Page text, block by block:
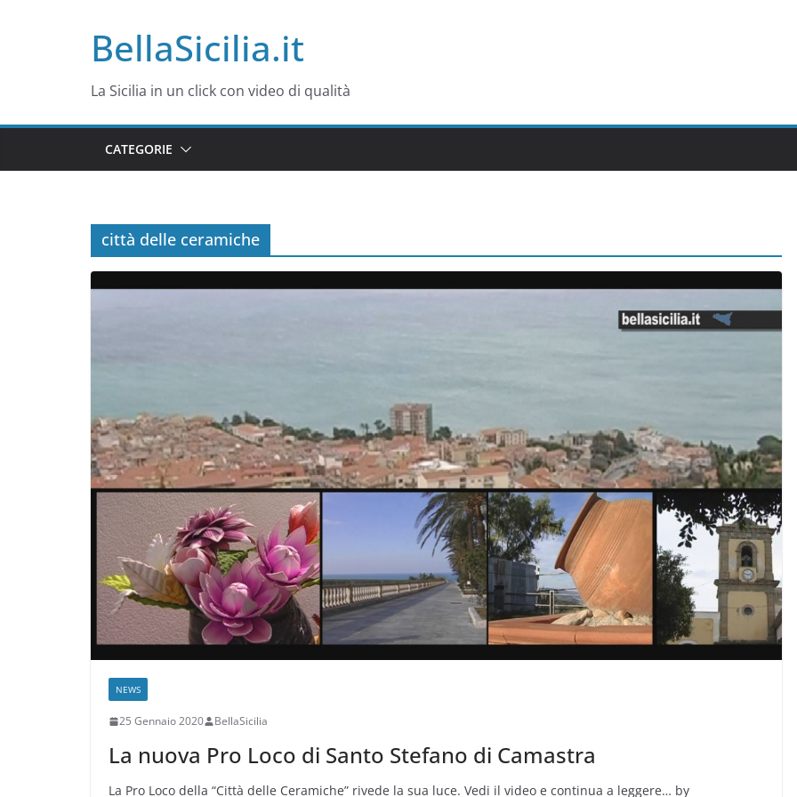
BellaSicilia.it
La Sicilia in un click con video di qualità
CATEGORIE
città delle ceramiche
NEWS
25 Gennaio 2020 BellaSicilia
La nuova Pro Loco di Santo Stefano di Camastra
La Pro Loco della “Città delle Ceramiche” rivede la sua luce. Vedi il video e continua a leggere… by